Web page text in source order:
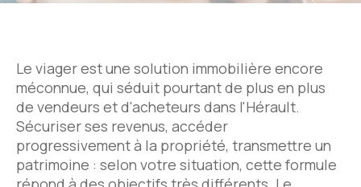
Le viager est une solution immobilière encore
méconnue, qui séduit pourtant de plus en plus
de vendeurs et d'acheteurs dans l'Hérault.
Sécuriser ses revenus, accéder
progressivement à la propriété, transmettre un
patrimoine : selon votre situation, cette formule